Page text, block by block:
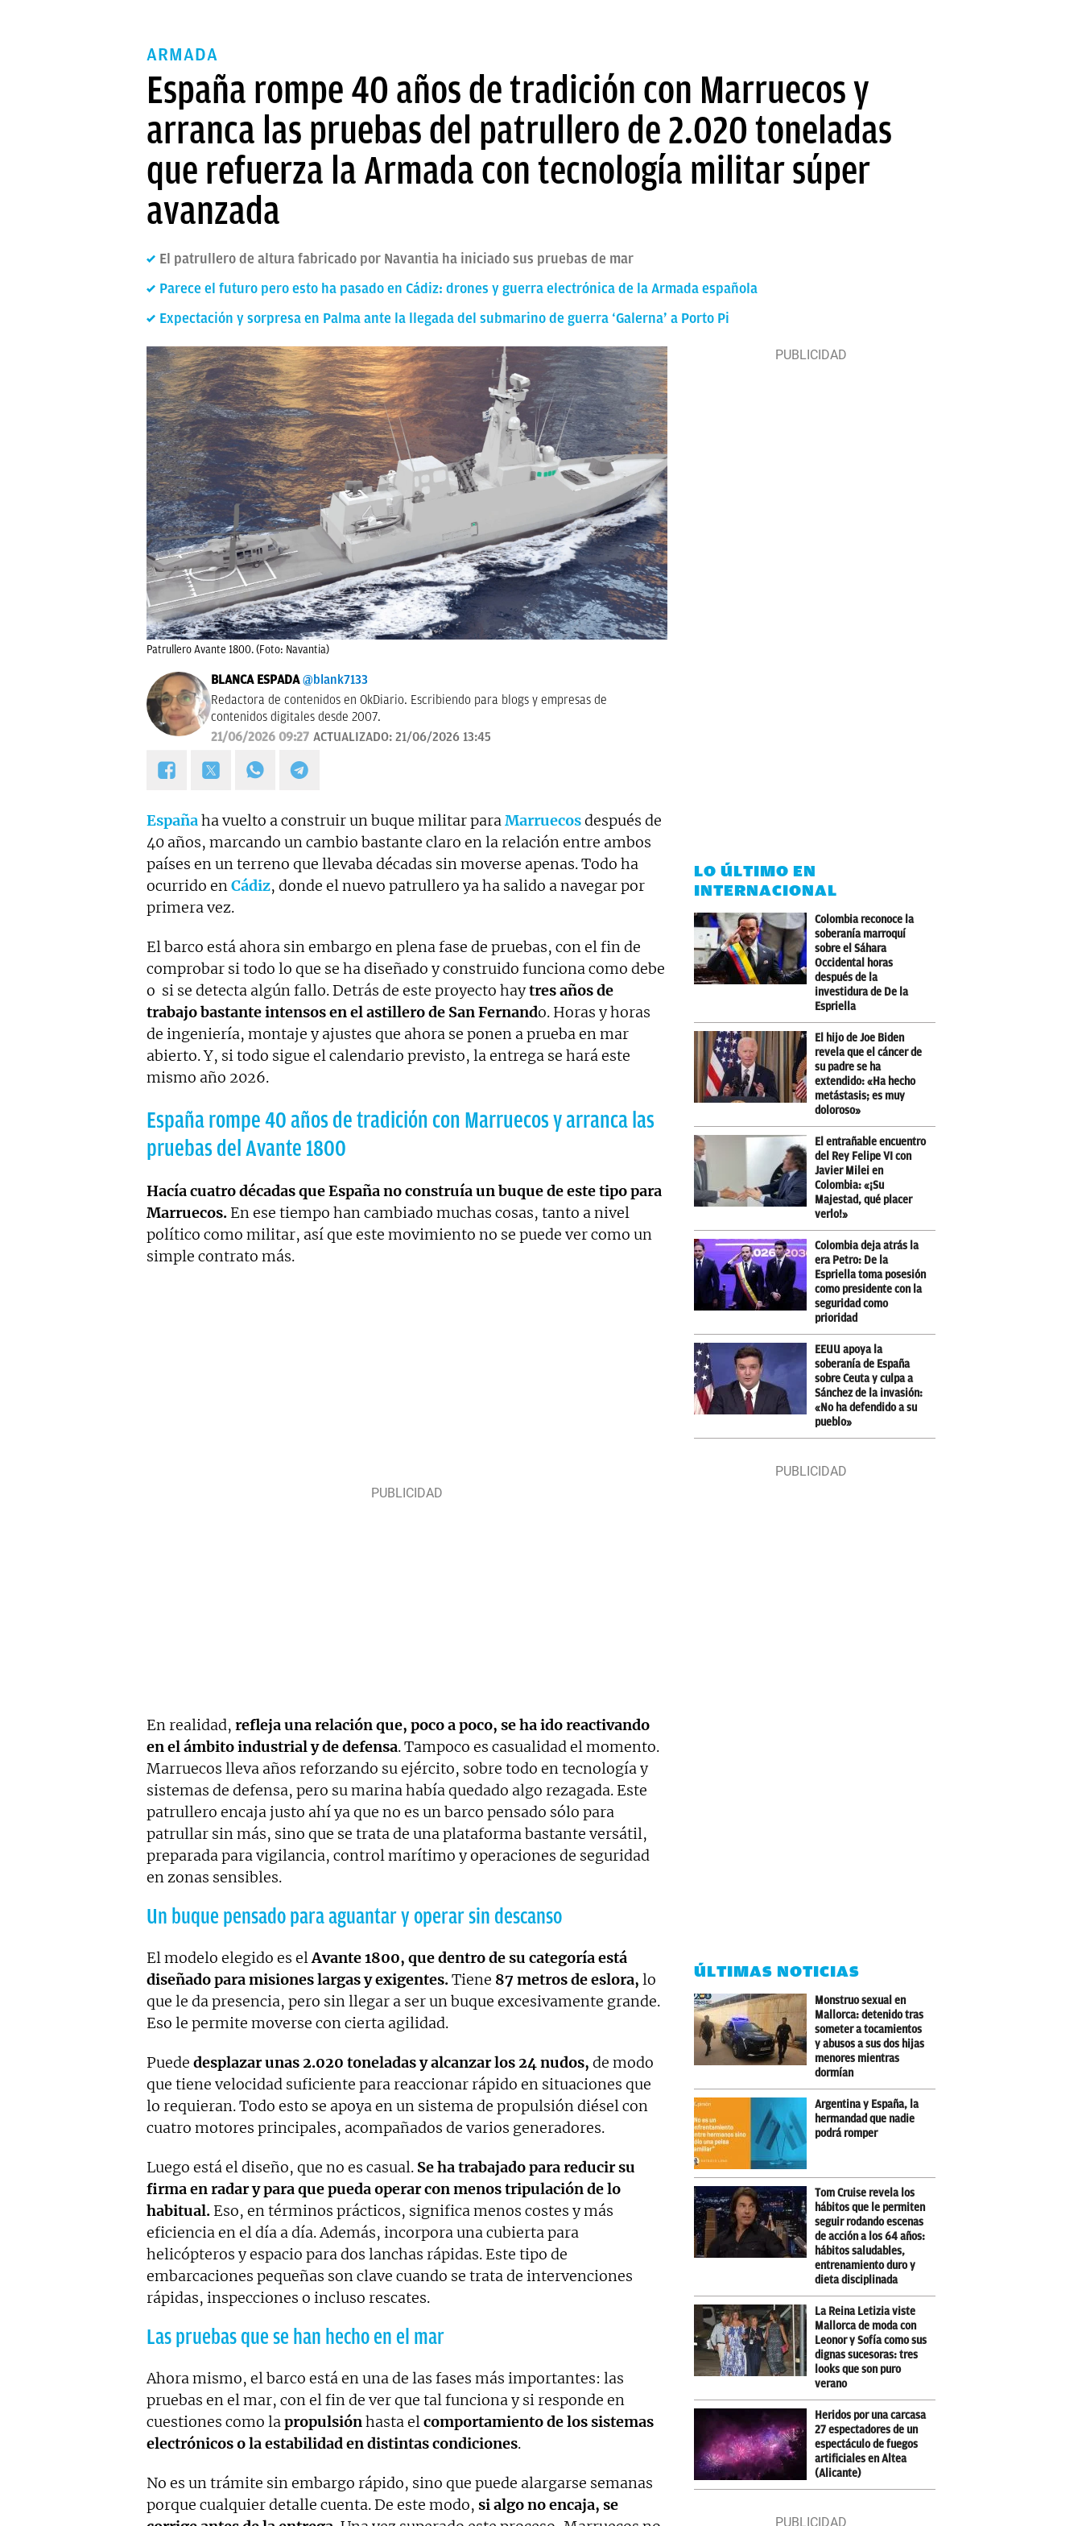
ARMADA
España rompe 40 años de tradición con Marruecos y
arranca las pruebas del patrullero de 2.020 toneladas
que refuerza la Armada con tecnología militar súper
avanzada
El patrullero de altura fabricado por Navantia ha iniciado sus pruebas de mar
Parece el futuro pero esto ha pasado en Cádiz: drones y guerra electrónica de la Armada española
Expectación y sorpresa en Palma ante la llegada del submarino de guerra ‘Galerna’ a Porto Pi
Patrullero Avante 1800. (Foto: Navantia)
BLANCA ESPADA @blank7133
Redactora de contenidos en OkDiario. Escribiendo para blogs y empresas de
contenidos digitales desde 2007.
21/06/2026 09:27 ACTUALIZADO: 21/06/2026 13:45
Españaha vuelto a construir un buque militar paraMarruecosdespués de
40 años, marcando un cambio bastante claro en la relación entre ambos
países en un terreno que llevaba décadas sin moverse apenas. Todo ha
ocurrido enCádiz, donde el nuevo patrullero ya ha salido a navegar por
primera vez.
El barco está ahora sin embargo en plena fase de pruebas, con el fin de
comprobar si todo lo que se ha diseñado y construido funciona como debe
o si se detecta algún fallo. Detrás de este proyecto haytres años de
trabajo bastante intensos en el astillero de San Fernando. Horas y horas
de ingeniería, montaje y ajustes que ahora se ponen a prueba en mar
abierto. Y, si todo sigue el calendario previsto, la entrega se hará este
mismo año 2026.
España rompe 40 años de tradición con Marruecos y arranca las
pruebas del Avante 1800
Hacía cuatro décadas que España no construía un buque de este tipo para
Marruecos. En ese tiempo han cambiado muchas cosas, tanto a nivel
político como militar, así que este movimiento no se puede ver como un
simple contrato más.
En realidad, refleja una relación que, poco a poco, se ha ido reactivando
en el ámbito industrial y de defensa. Tampoco es casualidad el momento.
Marruecos lleva años reforzando su ejército, sobre todo en tecnología y
sistemas de defensa, pero su marina había quedado algo rezagada. Este
patrullero encaja justo ahí ya que no es un barco pensado sólo para
patrullar sin más, sino que se trata de una plataforma bastante versátil,
preparada para vigilancia, control marítimo y operaciones de seguridad
en zonas sensibles.
Un buque pensado para aguantar y operar sin descanso
El modelo elegido es elAvante 1800, que dentro de su categoría está
diseñado para misiones largas y exigentes.Tiene 87 metros de eslora, lo
que le da presencia, pero sin llegar a ser un buque excesivamente grande.
Eso le permite moverse con cierta agilidad.
Puede desplazar unas 2.020 toneladas y alcanzar los 24 nudos, de modo
que tiene velocidad suficiente para reaccionar rápido en situaciones que
lo requieran. Todo esto se apoya en un sistema de propulsión diésel con
cuatro motores principales, acompañados de varios generadores.
Luego está el diseño, que no es casual. Se ha trabajado para reducir su
firma en radar y para que pueda operar con menos tripulación de lo
habitual. Eso, en términos prácticos, significa menos costes y más
eficiencia en el día a día. Además, incorpora una cubierta para
helicópteros y espacio para dos lanchas rápidas. Este tipo de
embarcaciones pequeñas son clave cuando se trata de intervenciones
rápidas, inspecciones o incluso rescates.
Las pruebas que se han hecho en el mar
Ahora mismo, el barco está en una de las fases más importantes: las
pruebas en el mar, con el fin de ver que tal funciona y si responde en
cuestiones como lapropulsiónhasta elcomportamiento de los sistemas
electrónicos o la estabilidad en distintas condiciones.
No es un trámite sin embargo rápido, sino que puede alargarse semanas
porque cualquier detalle cuenta. De este modo, si algo no encaja, se
LO ÚLTIMO EN
INTERNACIONAL
Colombia reconoce la
soberanía marroquí
sobre el Sáhara
Occidental horas
después de la
investidura de De la
Espriella
El hijo de Joe Biden
revela que el cáncer de
su padre se ha
extendido: «Ha hecho
metástasis; es muy
doloroso»
El entrañable encuentro
del Rey Felipe VI con
Javier Milei en
Colombia: «¡Su
Majestad, qué placer
verlo!»
Colombia deja atrás la
era Petro: De la
Espriella toma posesión
como presidente con la
seguridad como
prioridad
EEUU apoya la
soberanía de España
sobre Ceuta y culpa a
Sánchez de la invasión:
«No ha defendido a su
pueblo»
ÚLTIMAS NOTICIAS
Monstruo sexual en
Mallorca: detenido tras
someter a tocamientos
y abusos a sus dos hijas
menores mientras
dormían
Argentina y España, la
hermandad que nadie
podrá romper
Tom Cruise revela los
hábitos que le permiten
seguir rodando escenas
de acción a los 64 años:
hábitos saludables,
entrenamiento duro y
dieta disciplinada
La Reina Letizia viste
Mallorca de moda con
Leonor y Sofía como sus
dignas sucesoras: tres
looks que son puro
verano
Heridos por una carcasa
27 espectadores de un
espectáculo de fuegos
artificiales en Altea
(Alicante)